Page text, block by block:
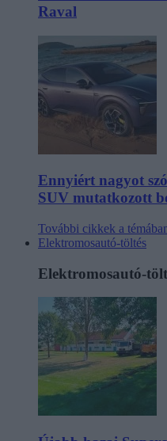
Raval
Ennyiért nagyot
SUV mutatkozott
További cikkek a
Elektromosautó-töltés
Elektromosautó-